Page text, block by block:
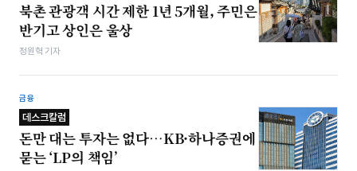
북촌 관광객 시간 제한 1년 5개월, 주민은
반기고 상인은 울상
정원혁 기자
금융
데스크칼럼
돈만 대는 투자는 없다…KB·하나증권에
묻는 ‘LP의 책임’